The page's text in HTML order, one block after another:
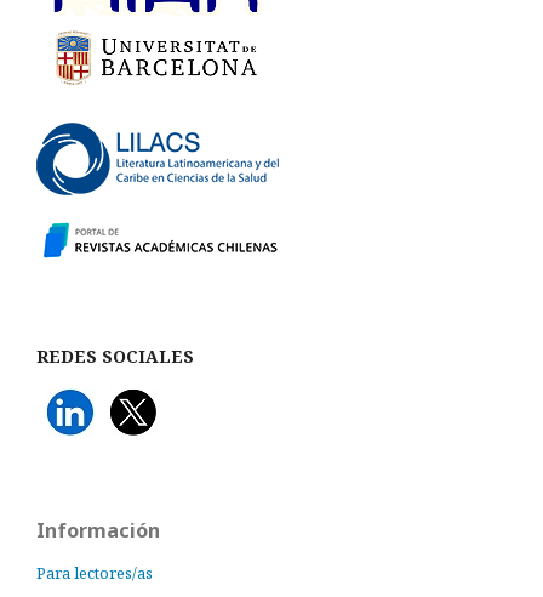
REDES SOCIALES
Información
Para lectores/as